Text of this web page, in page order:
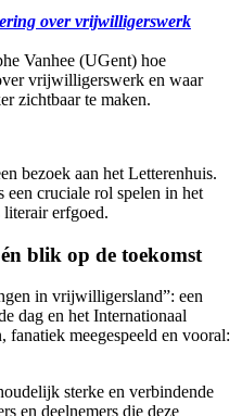
over vrijwilligerswerk
Vanhee (UGent) hoe
vrijwilligerswerk en waar
zichtbaar te maken.
bezoek aan het Letterenhuis.
cruciale rol spelen in het
erfgoed.
blik op de toekomst
in vrijwilligersland”: een
dag en het Internationaal
meegespeeld en vooral:
sterke en verbindende
en deelnemers die deze